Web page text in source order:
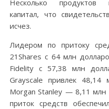
Несколько продуктов
капитал, что
исчез.
Лидером по притоку
21Shares с 64 млн
Fidelity с 57,38 млн
Grayscale привлек
Morgan Stanley — 8,11 млн
приток средств